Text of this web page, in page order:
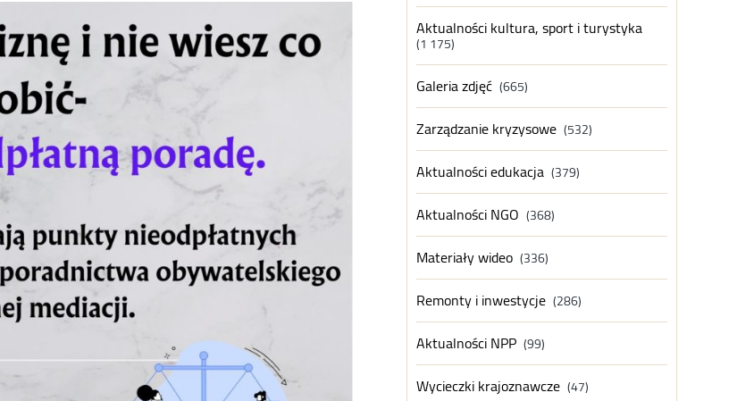
Aktualności kultura, sport i turystyka
(1 175)
Galeria zdjęć (665)
Zarządzanie kryzysowe (532)
Aktualności edukacja (379)
Aktualności NGO (368)
Materiały wideo (336)
Remonty i inwestycje (286)
Aktualności NPP (99)
Wycieczki krajoznawcze (47)